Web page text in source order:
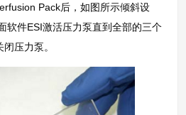
Pack后，如图所示倾斜设
软件ESI激活压力泵直到全部的三个
压力泵。